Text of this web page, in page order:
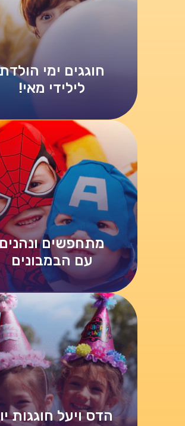
חוגגים ימי
לילידי מאי!
מתחפשים
עם הבמבונים
הדס ויעל חוגגות